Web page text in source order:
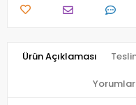
Ürün Açıklaması
Yorumlar